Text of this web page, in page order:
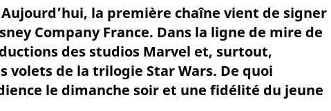
Aujourd’hui, la première chaîne vient de signer
Company France. Dans la ligne de mire de
des studios Marvel et, surtout,
volets de la trilogie Star Wars. De quoi
le dimanche soir et une fidélité du jeune